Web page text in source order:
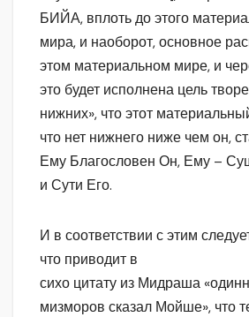
БИЙА, вплоть до этого
мира, и наоборот, основное
этом материальном мире, и
это будет исполнена цель
нижних», что этот
что нет нижнего ниже чем он,
Ему Благословен Он, Ему –
и Сути Его.
И в соответствии с этим
что приводит в
сихо цитату из Мидраша
мизморов сказал Мойше», что